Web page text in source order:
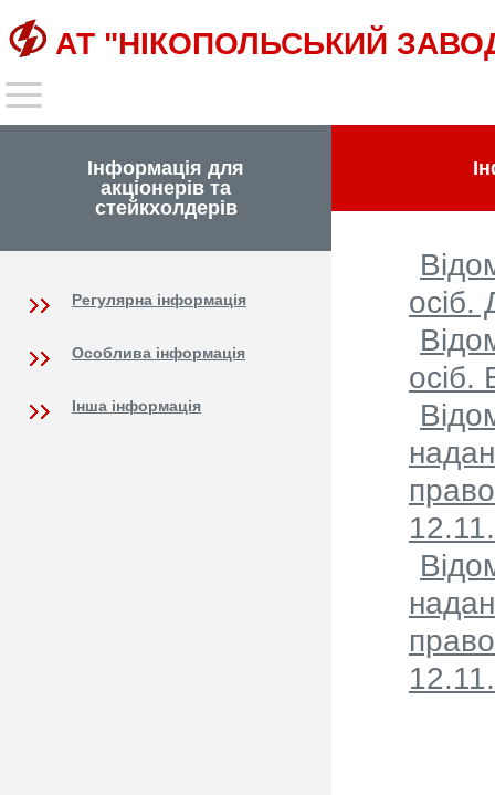
АТ "НІКОПОЛЬСЬКИЙ
Інформація для
акціонерів та
стейкхолдерів
Регулярна інформація
Особлива інформація
Інша інформація
осіб.